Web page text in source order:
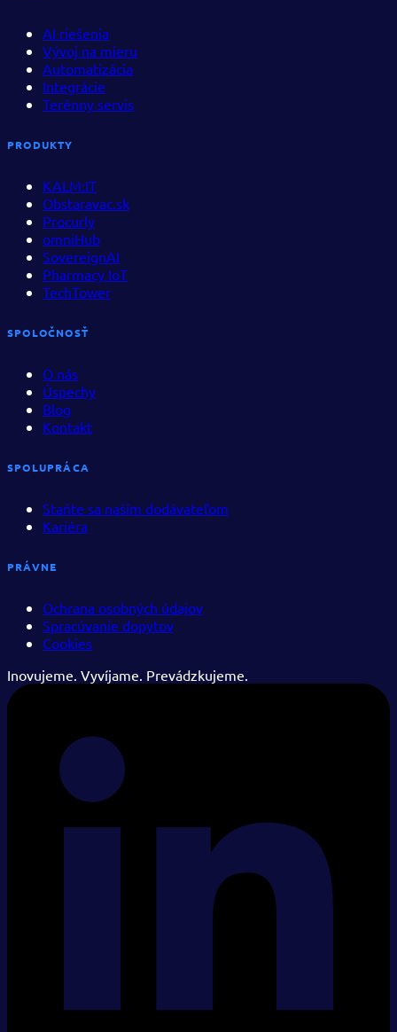
AI riešenia
Vývoj na mieru
Automatizácia
Integrácie
Terénny servis
PRODUKTY
KALM:IT
Obstaravac.sk
Procurly
omniHub
SovereignAI
Pharmacy IoT
TechTower
SPOLOČNOSŤ
O nás
Úspechy
Blog
Kontakt
SPOLUPRÁCA
Staňte sa naším dodávateľom
Kariéra
PRÁVNE
Ochrana osobných údajov
Spracúvanie dopytov
Cookies
Inovujeme. Vyvíjame. Prevádzkujeme.